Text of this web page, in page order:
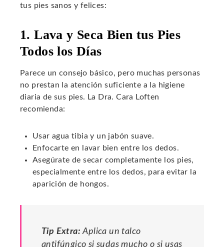
tus pies sanos y felices:
1. Lava y Seca Bien tus Pies
Todos los Días
Parece un consejo básico, pero muchas personas
no prestan la atención suficiente a la higiene
diaria de sus pies. La Dra. Cara Loften
recomienda:
Usar agua tibia y un jabón suave.
Enfocarte en lavar bien entre los dedos.
Asegúrate de secar completamente los pies,
especialmente entre los dedos, para evitar la
aparición de hongos.
Tip Extra: Aplica un talco
antifúngico si sudas mucho o si usas